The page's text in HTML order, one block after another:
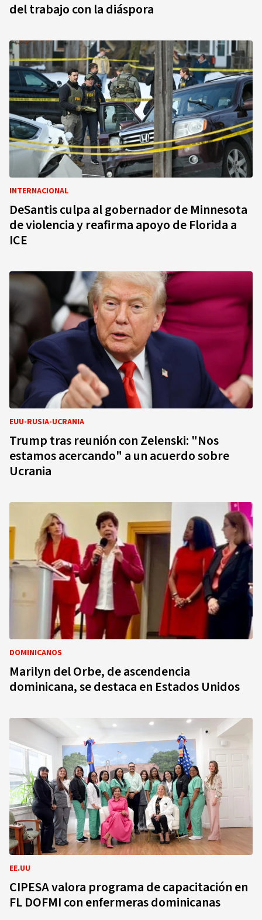
del trabajo con la diáspora
INTERNACIONAL
DeSantis culpa al gobernador de Minnesota
de violencia y reafirma apoyo de Florida a
ICE
EUU-RUSIA-UCRANIA
Trump tras reunión con Zelenski: "Nos
estamos acercando" a un acuerdo sobre
Ucrania
DOMINICANOS
Marilyn del Orbe, de ascendencia
dominicana, se destaca en Estados Unidos
EE.UU
CIPESA valora programa de capacitación en
FL DOFMI con enfermeras dominicanas